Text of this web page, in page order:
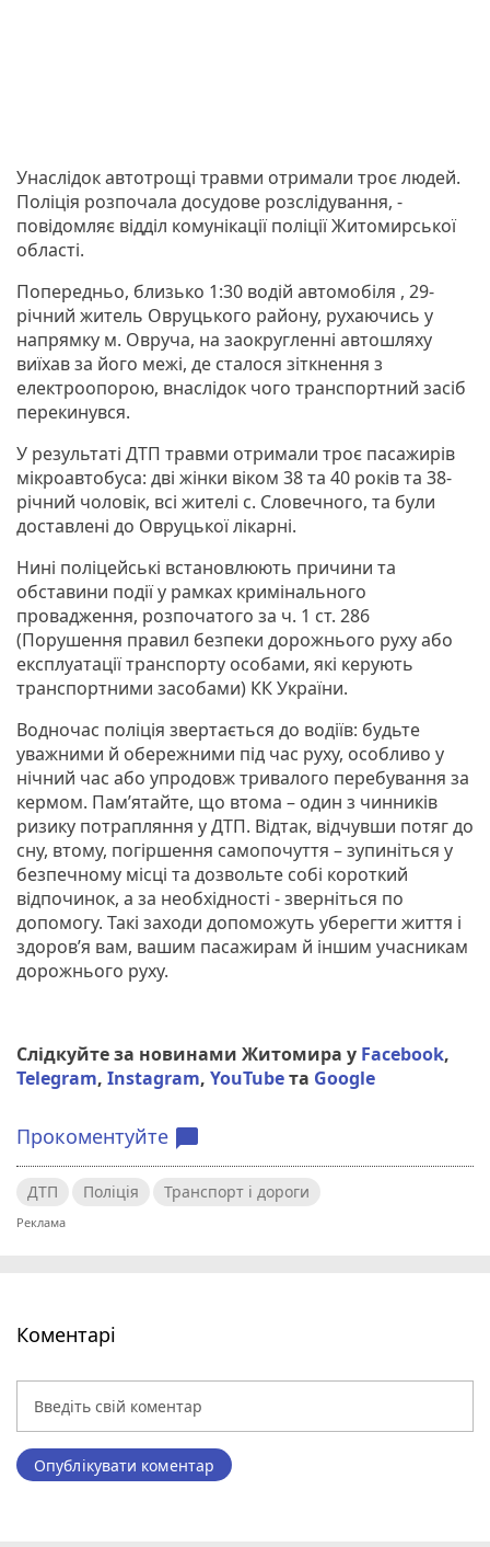
Унаслідок автотрощі травми отримали троє людей.
Поліція розпочала досудове розслідування, -
повідомляє відділ комунікації поліції Житомирської
області.
Попередньо, близько 1:30 водій автомобіля , 29-
річний житель Овруцького району, рухаючись у
напрямку м. Овруча, на заокругленні автошляху
виїхав за його межі, де сталося зіткнення з
електроопорою, внаслідок чого транспортний засіб
перекинувся.
У результаті ДТП травми отримали троє пасажирів
мікроавтобуса: дві жінки віком 38 та 40 років та 38-
річний чоловік, всі жителі с. Словечного, та були
доставлені до Овруцької лікарні.
Нині поліцейські встановлюють причини та
обставини події у рамках кримінального
провадження, розпочатого за ч. 1 ст. 286
(Порушення правил безпеки дорожнього руху або
експлуатації транспорту особами, які керують
транспортними засобами) КК України.
Водночас поліція звертається до водіїв: будьте
уважними й обережними під час руху, особливо у
нічний час або упродовж тривалого перебування за
кермом. Пам’ятайте, що втома – один з чинників
ризику потрапляння у ДТП. Відтак, відчувши потяг до
сну, втому, погіршення самопочуття – зупиніться у
безпечному місці та дозвольте собі короткий
відпочинок, а за необхідності - зверніться по
допомогу. Такі заходи допоможуть уберегти життя і
здоров’я вам, вашим пасажирам й іншим учасникам
дорожнього руху.
Слідкуйте за новинами Житомира у Facebook,
Telegram, Instagram, YouTubeта Google
Прокоментуйте chat_bubble
ДТП Поліція Транспорт і дороги
Коментарі
Опублікувати коментар